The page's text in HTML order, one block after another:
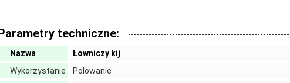
techniczne:
Nazwa
Łowniczy kij
Wykorzystanie
Polowanie